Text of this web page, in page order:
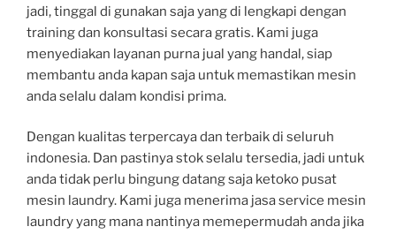
jadi, tinggal di gunakan saja yang di lengkapi dengan
training dan konsultasi secara gratis. Kami juga
menyediakan layanan purna jual yang handal, siap
membantu anda kapan saja untuk memastikan mesin
anda selalu dalam kondisi prima.
Dengan kualitas terpercaya dan terbaik di seluruh
indonesia. Dan pastinya stok selalu tersedia, jadi untuk
anda tidak perlu bingung datang saja ketoko pusat
mesin laundry. Kami juga menerima jasa service mesin
laundry yang mana nantinya memepermudah anda jika